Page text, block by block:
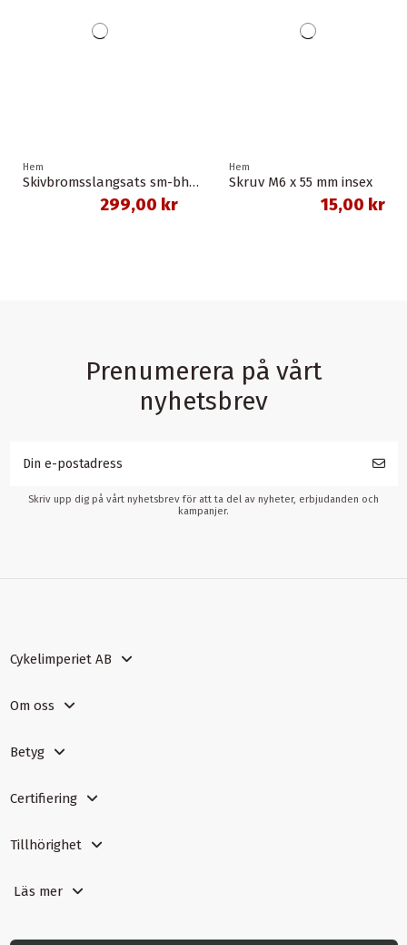
Hem
Skivbromsslangsats sm-bh90-sbs 1,0 meter banjo svart shimano
299,00 kr
Hem
Skruv M6 x 55 mm insex
15,00 kr
Prenumerera på vårt
nyhetsbrev
Skriv upp dig på vårt nyhetsbrev för att ta del av nyheter, erbjudanden och
kampanjer.
Cykelimperiet AB
Om oss
Betyg
Certifiering
Tillhörighet
Läs mer